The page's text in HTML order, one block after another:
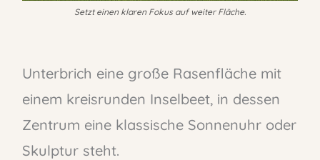
Setzt einen klaren Fokus auf weiter Fläche.
Unterbrich eine große Rasenfläche mit
einem kreisrunden Inselbeet, in dessen
Zentrum eine klassische Sonnenuhr oder
Skulptur steht.